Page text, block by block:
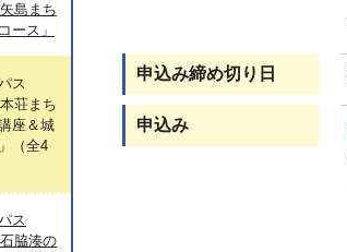
申込み締め切り日
申込み
島まち
ース」
ス
荘まち
座＆城
（全4
ス
脇湊の